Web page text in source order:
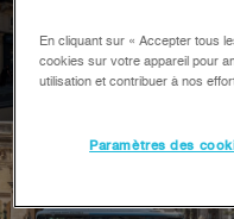
En cliquant sur « Accepter tous
cookies sur votre appareil pour
utilisation et contribuer à nos
Paramètres des